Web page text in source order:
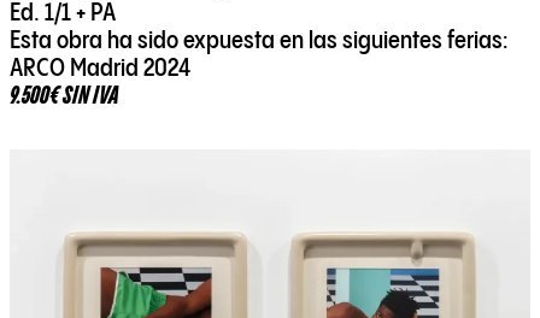
Ed. 1/1 + PA
Esta obra ha sido expuesta en las siguientes ferias:
ARCO Madrid 2024
9.500€ SIN IVA